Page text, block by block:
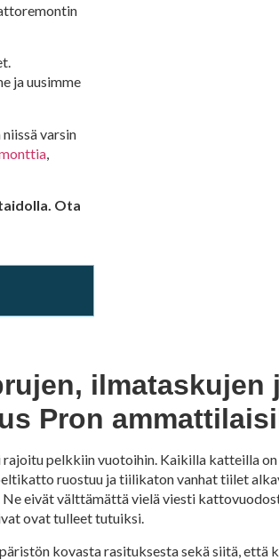
ja uusimme
varsin
Ota
Pron
pelkkiin vuotoihin. Kaikilla katteilla
ruostuu ja tiilikaton vanhat tiilet
eivät välttämättä vielä viesti
ovat tulleet tutuiksi.
kovasta rasituksesta sekä siitä, että